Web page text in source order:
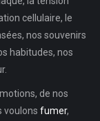
cellulaire, le
nos souvenirs
habitudes, nos
de nos
voulons fumer,